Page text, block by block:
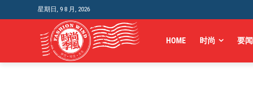
星期日, 9 8 月, 2026
HOME 时尚 要闻